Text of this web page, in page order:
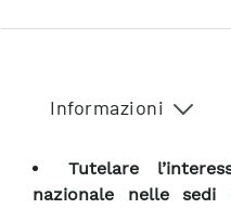
Informazioni
Tutelare
nazionale nelle